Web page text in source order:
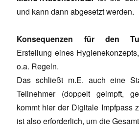
und kann dann abgesetzt werden.
Konsequenzen für den
Erstellung eines
o.a. Regeln.
Das schließt m.E. auch eine
Teilnehmer (doppelt geimpft,
kommt hier der Digitale Impfpass
ist also erforderlich, um die